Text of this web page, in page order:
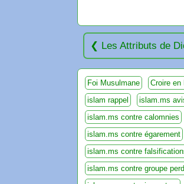
Les Attributs de
Foi Musulmane Croire en
islam rappel
islam.ms
islam.ms contre calomnies
islam.ms contre égarement
islam.ms contre
islam.ms contre groupe